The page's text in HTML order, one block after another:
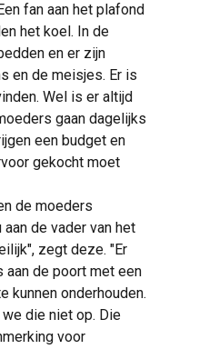
fan aan het plafond
het koel. In de
en er zijn
en de meisjes. Er is
Wel is er altijd
gaan dagelijks
een budget en
gekocht moet
de moeders
de vader van het
zegt deze. "Er
de poort met een
kunnen onderhouden.
die niet op. Die
voor